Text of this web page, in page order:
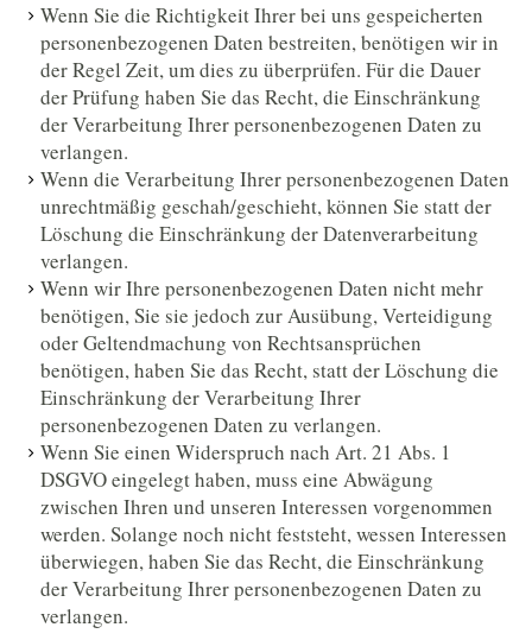
Wenn Sie die Richtigkeit Ihrer bei uns gespeicherten
personenbezogenen Daten bestreiten, benötigen wir in
der Regel Zeit, um dies zu überprüfen. Für die Dauer
der Prüfung haben Sie das Recht, die Einschränkung
der Verarbeitung Ihrer personenbezogenen Daten zu
verlangen.
Wenn die Verarbeitung Ihrer personenbezogenen Daten
unrechtmäßig geschah/geschieht, können Sie statt der
Löschung die Einschränkung der Datenverarbeitung
verlangen.
Wenn wir Ihre personenbezogenen Daten nicht mehr
benötigen, Sie sie jedoch zur Ausübung, Verteidigung
oder Geltendmachung von Rechtsansprüchen
benötigen, haben Sie das Recht, statt der Löschung die
Einschränkung der Verarbeitung Ihrer
personenbezogenen Daten zu verlangen.
Wenn Sie einen Widerspruch nach Art. 21 Abs. 1
DSGVO eingelegt haben, muss eine Abwägung
zwischen Ihren und unseren Interessen vorgenommen
werden. Solange noch nicht feststeht, wessen Interessen
überwiegen, haben Sie das Recht, die Einschränkung
der Verarbeitung Ihrer personenbezogenen Daten zu
verlangen.